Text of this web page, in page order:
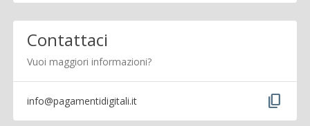
Contattaci
Vuoi maggiori informazioni?
info@pagamentidigitali.it content_copy